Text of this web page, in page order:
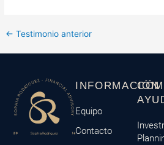
← Testimonio anterior
INFORMACIÓN
Equipo
Contacto